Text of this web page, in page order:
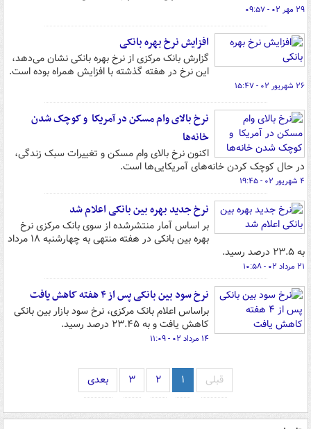
۲۹ مهر ۰۲ - ۰۹:۵۷
افزایش نرخ بهره بانکی
گزارش بانک مرکزی از نرخ بهره بانکی نشان می‌دهد،
این نرخ در هفته گذشته با افزایش همراه بوده است.
۲۶ شهریور ۰۲ - ۱۵:۴۷
نرخ بالای وام مسکن در آمریکا و کوچک شدن
خانه‌ها
اکنون نرخ بالای وام مسکن و تغییرات سبک زندگی،
در حال کوچک کردن خانه‌های آمریکایی‌ها است.
۴ شهریور ۰۲ - ۱۹:۴۵
نرخ جدید بهره بین بانکی اعلام شد
بر اساس آمار منتشرشده از سوی بانک مرکزی نرخ
بهره بین بانکی در هفته منتهی به چهارشنبه ۱۸ مرداد
به ۲۳.۵ درصد رسید.
۲۱ مرداد ۰۲ - ۱۰:۵۸
نرخ سود بین بانکی پس از ۴ هفته کاهش یافت
براساس اعلام بانک مرکزی، نرخ سود بازار بین بانکی
کاهش یافت و به ۲۳.۴۵ درصد رسید.
۱۴ مرداد ۰۲ - ۱۱:۰۹
قبلی ۱ ۲ ۳ بعدی